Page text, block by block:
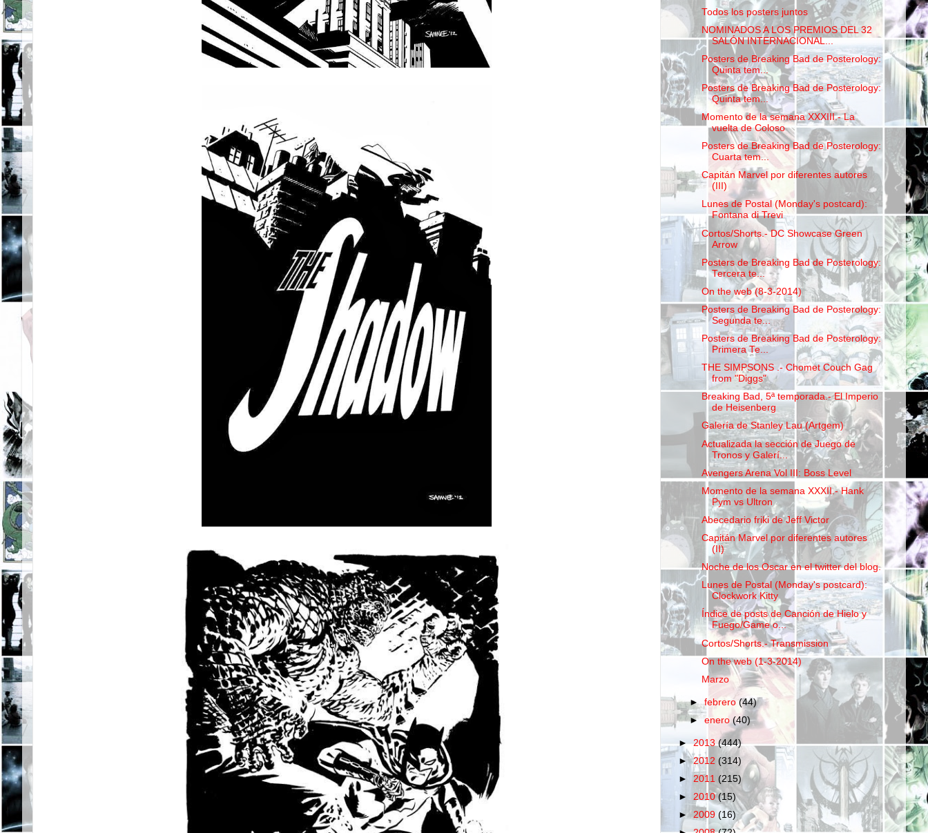
Todos los posters juntos
NOMINADOS A LOS PREMIOS DEL 32
SALÓN INTERNACIONAL...
Posters de Breaking Bad de Posterology:
Quinta tem...
Posters de Breaking Bad de Posterology:
Quinta tem...
Momento de la semana XXXIII.- La
vuelta de Coloso
Posters de Breaking Bad de Posterology:
Cuarta tem...
Capitán Marvel por diferentes autores
(III)
Lunes de Postal (Monday's postcard):
Fontana di Trevi
Cortos/Shorts.- DC Showcase Green
Arrow
Posters de Breaking Bad de Posterology:
Tercera te...
On the web (8-3-2014)
Posters de Breaking Bad de Posterology:
Segunda te...
Posters de Breaking Bad de Posterology:
Primera Te...
THE SIMPSONS .- Chomet Couch Gag
from "Diggs"
Breaking Bad, 5ª temporada.- El Imperio
de Heisenberg
Galería de Stanley Lau (Artgem)
Actualizada la sección de Juego de
Tronos y Galerí...
Avengers Arena Vol III: Boss Level
Momento de la semana XXXII.- Hank
Pym vs Ultron
Abecedario friki de Jeff Victor
Capitán Marvel por diferentes autores
(II)
Noche de los Oscar en el twitter del blog.
Lunes de Postal (Monday's postcard):
Clockwork Kitty
Índice de posts de Canción de Hielo y
Fuego/Game o...
Cortos/Shorts.- Transmission
On the web (1-3-2014)
Marzo
►febrero(44)
►enero(40)
►2013(444)
►2012 (314)
► 2011 (215)
► 2010(15)
►2009 (16)